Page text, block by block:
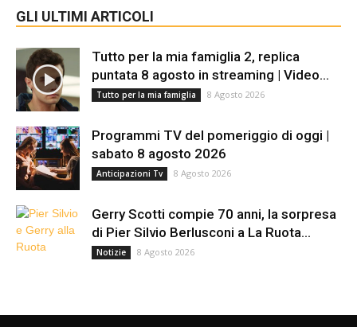
GLI ULTIMI ARTICOLI
Tutto per la mia famiglia 2, replica
puntata 8 agosto in streaming | Video...
Tutto per la mia famiglia 8 Agosto 2026
Programmi TV del pomeriggio di oggi |
sabato 8 agosto 2026
Anticipazioni Tv 8 Agosto 2026
Gerry Scotti compie 70 anni, la sorpresa
di Pier Silvio Berlusconi a La Ruota...
Notizie 8 Agosto 2026